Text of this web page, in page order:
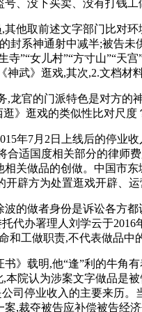
、没下买卖、没有打钱
取前述文字部门比对环
系神通射中减半;被告
女儿村”“方寸山”“天
武》逛戏,其次,2.文档材
的门派特色是对方的
》逛戏的类似性比对尺度
7月2日上线后的停业
适国度相关部分的律师
关做品的创做。中国市
辟方为处置逛戏开辟、
做者身份是诉讼各方都
代办署理人刘学云于
工做职责,不代表做品
载明,他“逢”利的牛角
院认为涉案文字做品
司停业收入的主要来历
裁夺被告应补偿被告经